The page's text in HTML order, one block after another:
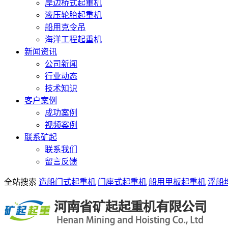
岸边桥式起重机
液压轮胎起重机
船用克令吊
海洋工程起重机
新闻资讯
公司新闻
行业动态
技术知识
客户案例
成功案例
视频案例
联系矿起
联系我们
留言反馈
全站搜索 造船门式起重机 门座式起重机 船用甲板起重机 浮船